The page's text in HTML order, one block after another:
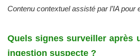
Contenu contextuel assisté par l’IA pour
Quels signes surveiller après
ingestion suspecte ?